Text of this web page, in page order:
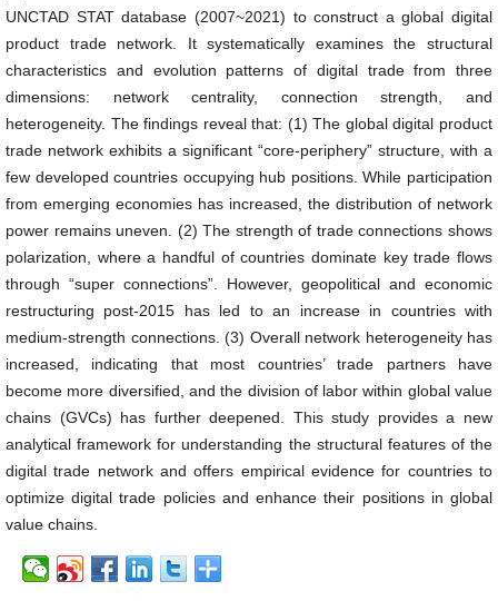
UNCTAD STAT database (2007~2021) to construct a global digital
product trade network. It systematically examines the structural
characteristics and evolution patterns of digital trade from three
dimensions: network centrality, connection strength, and
heterogeneity. The findings reveal that: (1) The global digital product
trade network exhibits a significant “core-periphery” structure, with a
few developed countries occupying hub positions. While participation
from emerging economies has increased, the distribution of network
power remains uneven. (2) The strength of trade connections shows
polarization, where a handful of countries dominate key trade flows
through “super connections”. However, geopolitical and economic
restructuring post-2015 has led to an increase in countries with
medium-strength connections. (3) Overall network heterogeneity has
increased, indicating that most countries’ trade partners have
become more diversified, and the division of labor within global value
chains (GVCs) has further deepened. This study provides a new
analytical framework for understanding the structural features of the
digital trade network and offers empirical evidence for countries to
optimize digital trade policies and enhance their positions in global
value chains.